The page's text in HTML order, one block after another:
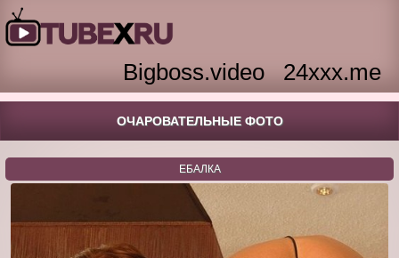
Bigboss.video 24xxx.me
ОЧАРОВАТЕЛЬНЫЕ ФОТО
ЕБАЛКА